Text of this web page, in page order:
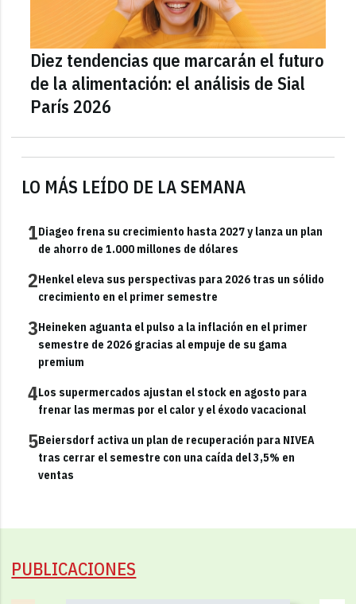
LO MÁS LEÍDO DE LA SEMANA
1Diageo frena su crecimiento hasta 2027 y lanza un plan
de ahorro de 1.000 millones de dólares
2Henkel eleva sus perspectivas para 2026 tras un sólido
crecimiento en el primer semestre
3Heineken aguanta el pulso a la inflación en el primer
semestre de 2026 gracias al empuje de su gama
premium
4Los supermercados ajustan el stock en agosto para
frenar las mermas por el calor y el éxodo vacacional
5Beiersdorf activa un plan de recuperación para NIVEA
tras cerrar el semestre con una caída del 3,5% en
ventas
Diez tendencias que marcarán el futuro
de la alimentación: el análisis de Sial
París 2026
PUBLICACIONES